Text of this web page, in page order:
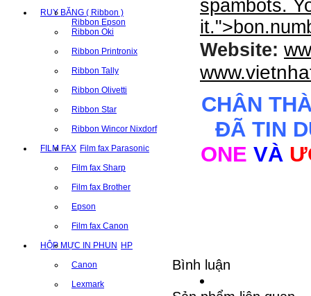
RUY BĂNG ( Ribbon )
Ribbon Epson
Ribbon Oki
Ribbon Printronix
Ribbon Tally
Ribbon Olivetti
Ribbon Star
Ribbon Wincor Nixdorf
FILM FAX Film fax Parasonic
Film fax Sharp
Film fax Brother
Epson
Film fax Canon
HỘP MỰC IN PHUN HP
Canon
Lexmark
spambots.
it.">
Website:
CHÂN
ĐÃ TIN
ONE VÀ
Bình luận